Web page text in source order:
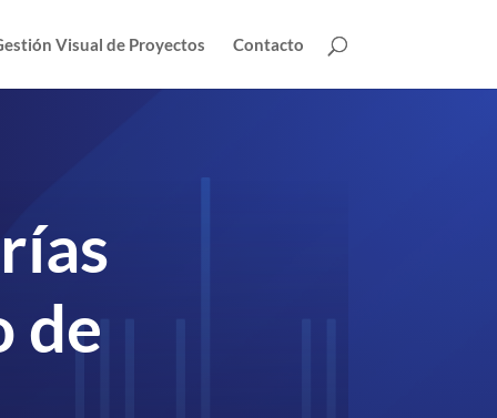
Visual de Proyectos Contacto
de